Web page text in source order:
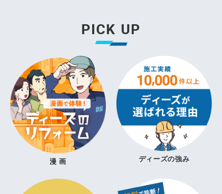
PICK UP
漫 画 ディーズの強み